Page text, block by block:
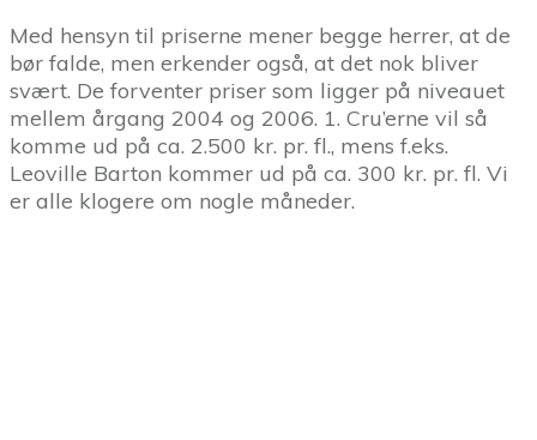
Med hensyn til priserne mener begge herrer, at de
bør falde, men erkender også, at det nok bliver
svært. De forventer priser som ligger på niveauet
mellem årgang 2004 og 2006. 1. Cru’erne vil så
komme ud på ca. 2.500 kr. pr. fl., mens f.eks.
Leoville Barton kommer ud på ca. 300 kr. pr. fl. Vi
er alle klogere om nogle måneder.